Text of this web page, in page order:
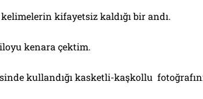
kifayetsiz kaldığı bir andı.
kenara çektim.
kullandığı kasketli-kaşkollu